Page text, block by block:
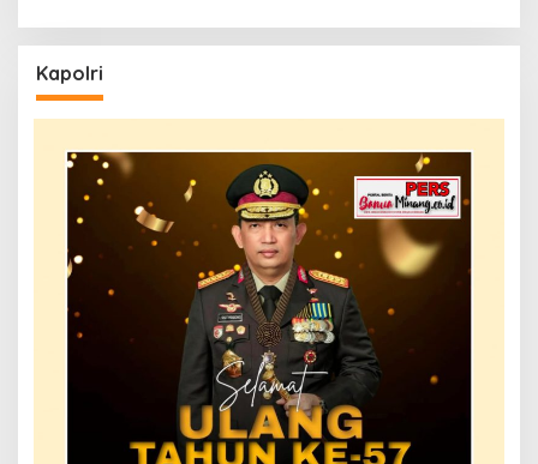
Kapolri